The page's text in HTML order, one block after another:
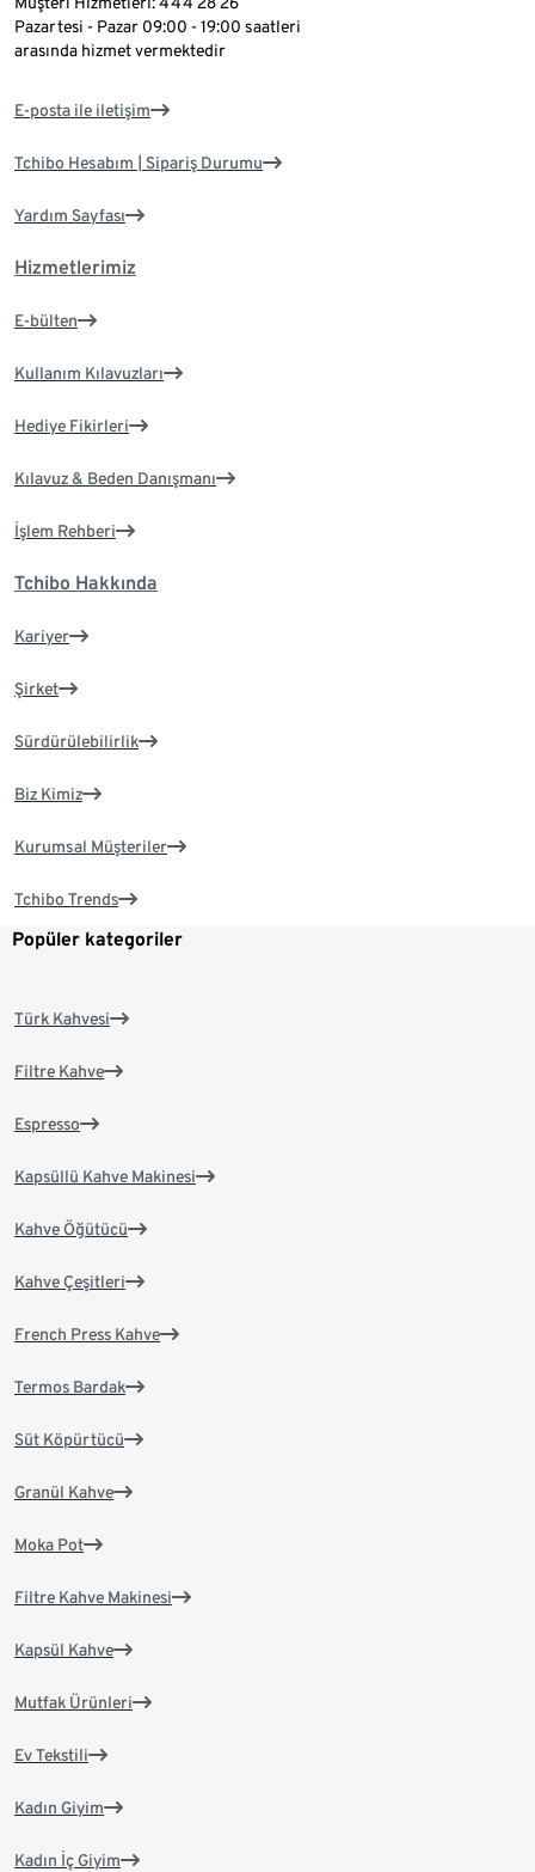
Pazartesi - Pazar 09:00 - 19:00 saatleri
arasında hizmet vermektedir
E-posta ile iletişim
Tchibo Hesabım | Sipariş Durumu
Yardım Sayfası
Hizmetlerimiz
E-bülten
Kullanım Kılavuzları
Hediye Fikirleri
Kılavuz & Beden Danışmanı
İşlem Rehberi
Tchibo Hakkında
Kariyer
Şirket
Sürdürülebilirlik
Biz Kimiz
Kurumsal Müşteriler
Tchibo Trends
Popüler kategoriler
Türk Kahvesi
Filtre Kahve
Espresso
Kapsüllü Kahve Makinesi
Kahve Öğütücü
Kahve Çeşitleri
French Press Kahve
Termos Bardak
Süt Köpürtücü
Granül Kahve
Moka Pot
Filtre Kahve Makinesi
Kapsül Kahve
Mutfak Ürünleri
Ev Tekstili
Kadın Giyim
Kadın İç Giyim